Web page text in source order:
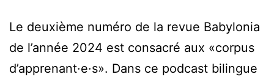
Le deuxième numéro de la revue Babylonia
de l’année 2024 est consacré aux «corpus
d’apprenant·e·s». Dans ce podcast bilingue